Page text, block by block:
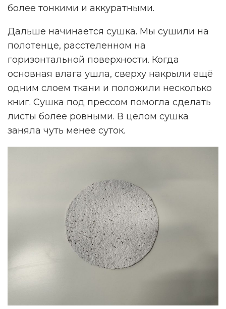
более тонкими и аккуратными.
Дальше начинается сушка. Мы сушили на
полотенце, расстеленном на
горизонтальной поверхности. Когда
основная влага ушла, сверху накрыли ещё
одним слоем ткани и положили несколько
книг. Сушка под прессом помогла сделать
листы более ровными. В целом сушка
заняла чуть менее суток.